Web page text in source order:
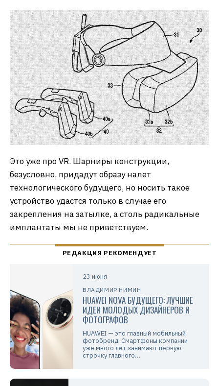
Это уже про VR. Шарниры конструкции,
безусловно, придадут образу налет
технологического будущего, но носить такое
устройство удастся только в случае его
закрепления на затылке, а столь радикальные
имплантаты мы не приветствуем.
23 июня
ВЛАДИМИР НИМИН
HUAWEI NOVA БУДУЩЕГО: ЛУЧШИЕ
ИДЕИ МОЛОДЫХ ДИЗАЙНЕРОВ И
ФОТОГРАФОВ
HUAWEI — это главный мобильный
фотобренд. Смартфоны компании
уже много лет занимают первую
строчку главного…